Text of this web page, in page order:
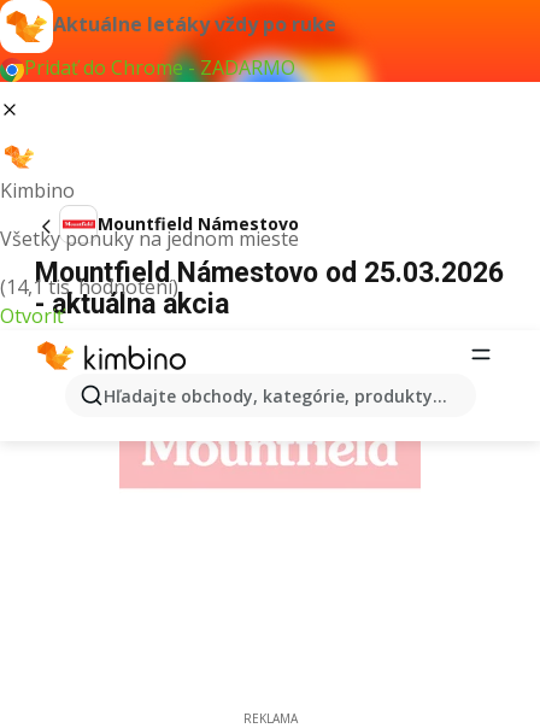
Aktuálne letáky vždy po ruke
Pridať do Chrome - ZADARMO
Kimbino
Všetky ponuky na jednom mieste
(14,1 tis. hodnotení)
Otvoriť
Hľadajte obchody, kategórie, produkty...
Mountfield Námestovo
Mountfield Námestovo od 25.03.2026
- aktuálna akcia
REKLAMA